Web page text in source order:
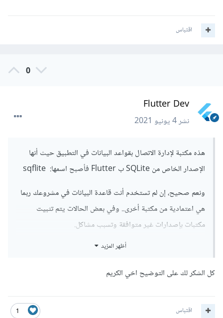
سببت مشكلة لديك..
post_install do |installer|
__________
platform :ios, '10.0'
الذي تستعمله؟ حاول تغييره إلى 10 أو 12.1 أو 9.
__________
اقتباس
0
Flutter Dev
نشر4 يونيو 2021
هذه مكتبة لإدارة الاتصال بقواعد البيانات في التطبيق حيث أنها
الإصدار الخاص من SQLite ب Flutter فأصبح اسمها: sqflite
ونعم صحيح، إن لم تستخدم أنت قاعدة البيانات في مشروعك ربما
هي اعتمادية من مكتبة أخرى.. وفي بعض الحالات يتم تثبيت
مكتبات بإصدارات غير متوافقة وتسبب مشاكل.
أظهر المزيد
كل الشكر لك على التوضيح اخي الكريم
1 اقتباس